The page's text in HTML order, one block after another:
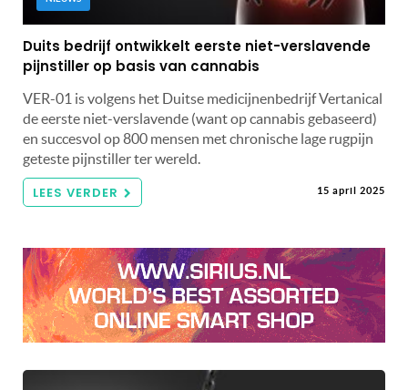
Duits bedrijf ontwikkelt eerste niet-verslavende
pijnstiller op basis van cannabis
VER-01 is volgens het Duitse medicijnenbedrijf Vertanical
de eerste niet-verslavende (want op cannabis gebaseerd)
en succesvol op 800 mensen met chronische lage rugpijn
geteste pijnstiller ter wereld.
LEES VERDER 15 april 2025